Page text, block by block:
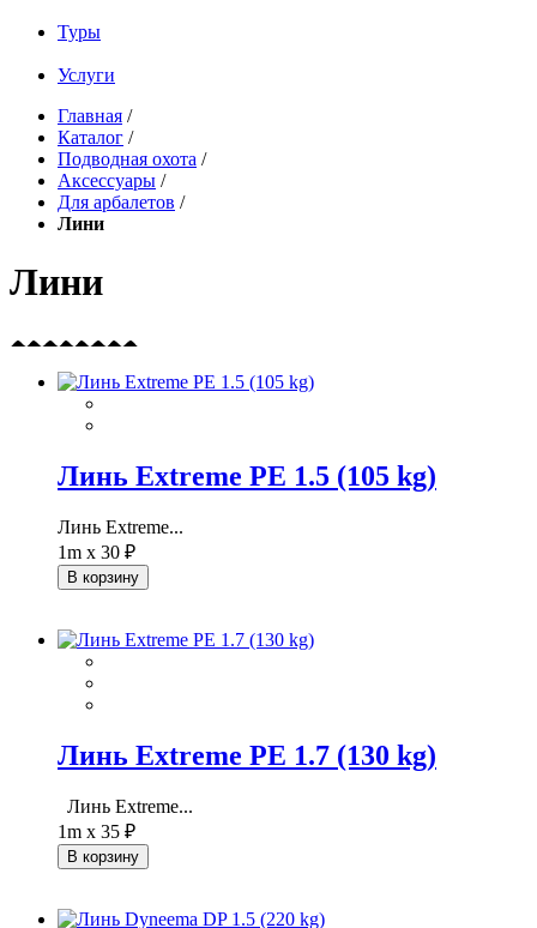
Туры
Услуги
Главная /
Каталог /
Подводная охота /
Аксессуары /
Для арбалетов /
Лини
Лини
Линь Extreme PE 1.5 (105 kg)
Линь Extreme...
1m x 30 ₽
В корзину
Линь Extreme PE 1.7 (130 kg)
Линь Extreme...
1m x 35 ₽
В корзину